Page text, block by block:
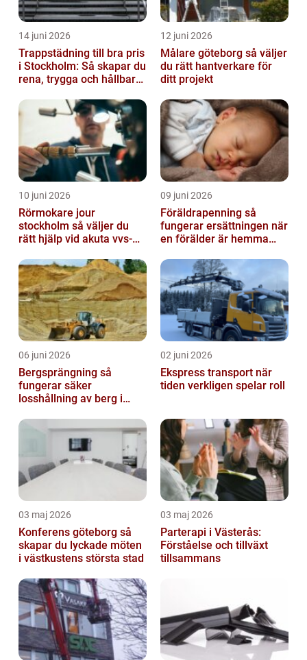
14 juni 2026
Trappstädning till bra pris
i Stockholm: Så skapar du
rena, trygga och hållbara
12 juni 2026
Målare göteborg så väljer
du rätt hantverkare för
ditt projekt
10 juni 2026
Rörmokare jour
stockholm så väljer du
rätt hjälp vid akuta vvs-
09 juni 2026
Föräldrapenning så
fungerar ersättningen när
en förälder är hemma
06 juni 2026
Bergsprängning så
fungerar säker
losshållning av berg i
02 juni 2026
Ekspress transport när
tiden verkligen spelar roll
03 maj 2026
Konferens göteborg så
skapar du lyckade möten
i västkustens största stad
03 maj 2026
Parterapi i Västerås:
Förståelse och tillväxt
tillsammans